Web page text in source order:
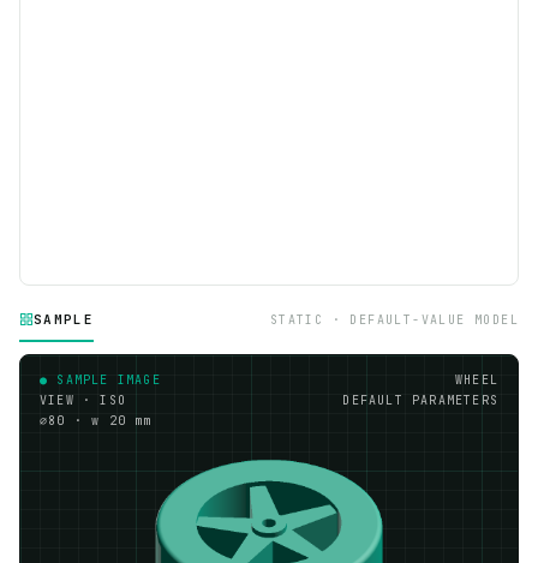
SAMPLE STATIC · DEFAULT-VALUE MODEL
● SAMPLE IMAGE
VIEW · ISO
⌀80 · w 20 mm
WHEEL
DEFAULT PARAMETERS